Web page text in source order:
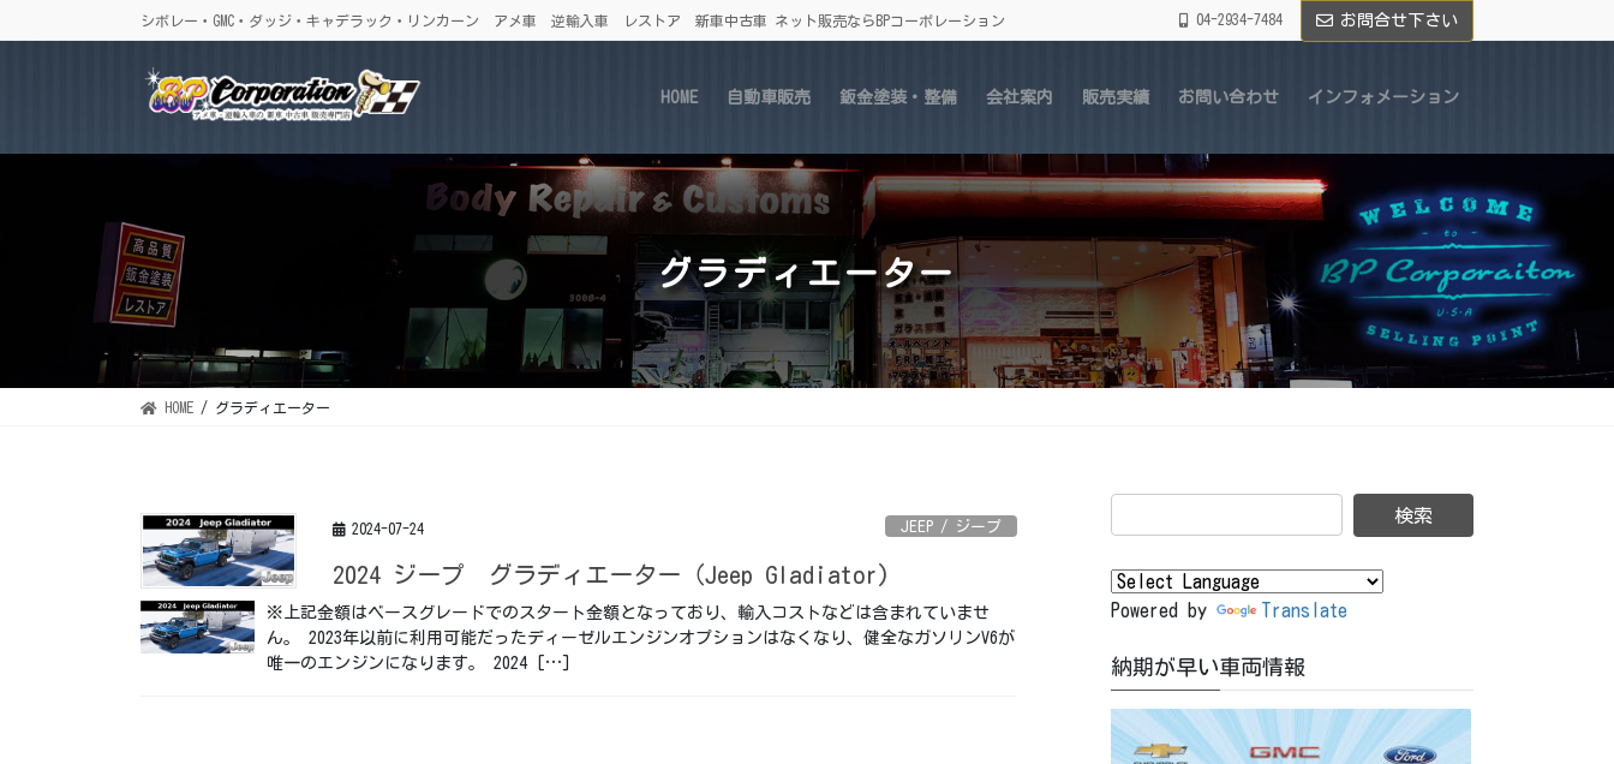
ン
に
ビ
ョ
シボレー・GMC・ダッジ・キャデラック・リンカーン アメ車 逆輸入車 レストア 新車中古車 ネット販売ならBPコーポレーション 04-2934-7484 お問合せ下さい
HOME 自動車販売 鈑金塗装・整備 会社案内 販売実績 お問い合わせ インフォメーション
グラディエーター
HOME グラディエーター
2024-07-24 JEEP / ジープ
2024 ジープ グラディエーター（Jeep Gladiator)
※上記金額はベースグレードでのスタート金額となっており、輸入コストなどは含まれていませ
ん。 2023年以前に利用可能だったディーゼルエンジンオプションはなくなり、健全なガソリンV6が
唯一のエンジンになります。 2024 […]
Powered by Translate
納期が早い車両情報